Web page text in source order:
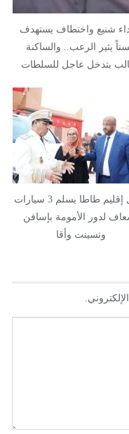
شنيع واختطاف يستهدف
يثير الرعب.. والساكنة
بتدخل عاجل للسلطات
عامل إقليم طاطا يسلم 3 سيارات
لدور الأمومة بإسافن
وتسينت وأقا